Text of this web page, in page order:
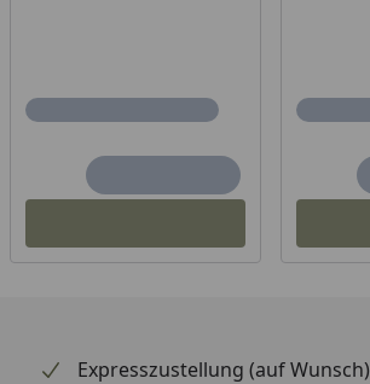
Expresszustellung (auf Wunsch)